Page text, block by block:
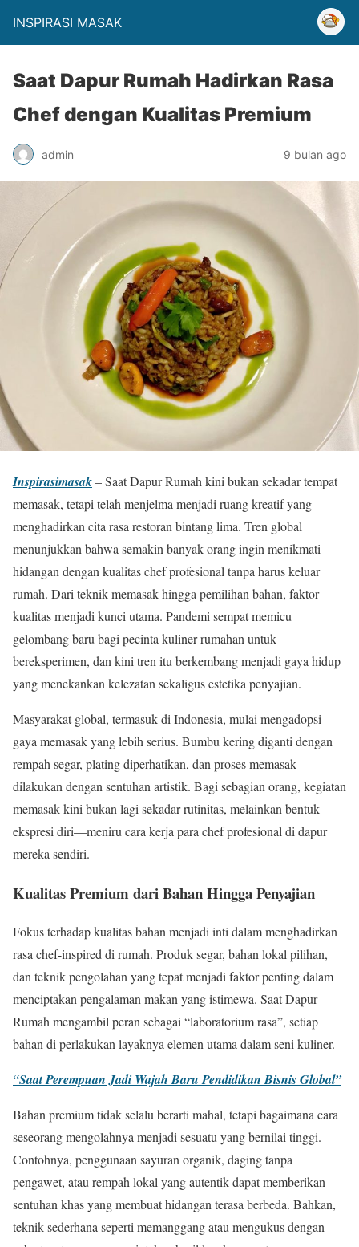
INSPIRASI MASAK
Saat Dapur Rumah Hadirkan Rasa
Chef dengan Kualitas Premium
admin 9 bulan ago
Inspirasimasak– Saat Dapur Rumah kini bukan sekadar tempat
memasak, tetapi telah menjelma menjadi ruang kreatif yang
menghadirkan cita rasa restoran bintang lima. Tren global
menunjukkan bahwa semakin banyak orang ingin menikmati
hidangan dengan kualitas chef profesional tanpa harus keluar
rumah. Dari teknik memasak hingga pemilihan bahan, faktor
kualitas menjadi kunci utama. Pandemi sempat memicu
gelombang baru bagi pecinta kuliner rumahan untuk
bereksperimen, dan kini tren itu berkembang menjadi gaya hidup
yang menekankan kelezatan sekaligus estetika penyajian.
Masyarakat global, termasuk di Indonesia, mulai mengadopsi
gaya memasak yang lebih serius. Bumbu kering diganti dengan
rempah segar, plating diperhatikan, dan proses memasak
dilakukan dengan sentuhan artistik. Bagi sebagian orang, kegiatan
memasak kini bukan lagi sekadar rutinitas, melainkan bentuk
ekspresi diri—meniru cara kerja para chef profesional di dapur
mereka sendiri.
Kualitas Premium dari Bahan Hingga Penyajian
Fokus terhadap kualitas bahan menjadi inti dalam menghadirkan
rasa chef-inspired di rumah. Produk segar, bahan lokal pilihan,
dan teknik pengolahan yang tepat menjadi faktor penting dalam
menciptakan pengalaman makan yang istimewa. Saat Dapur
Rumah mengambil peran sebagai “laboratorium rasa”, setiap
bahan di perlakukan layaknya elemen utama dalam seni kuliner.
“Saat Perempuan Jadi Wajah Baru Pendidikan Bisnis Global”
Bahan premium tidak selalu berarti mahal, tetapi bagaimana cara
seseorang mengolahnya menjadi sesuatu yang bernilai tinggi.
Contohnya, penggunaan sayuran organik, daging tanpa
pengawet, atau rempah lokal yang autentik dapat memberikan
sentuhan khas yang membuat hidangan terasa berbeda. Bahkan,
teknik sederhana seperti memanggang atau mengukus dengan